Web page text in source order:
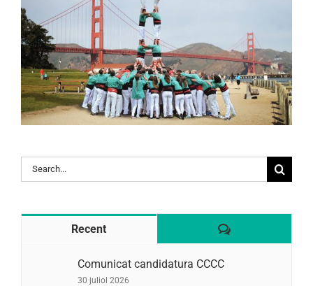
Search
for:
Recent Comentaris
Comunicat candidatura CCCC
30 juliol 2026